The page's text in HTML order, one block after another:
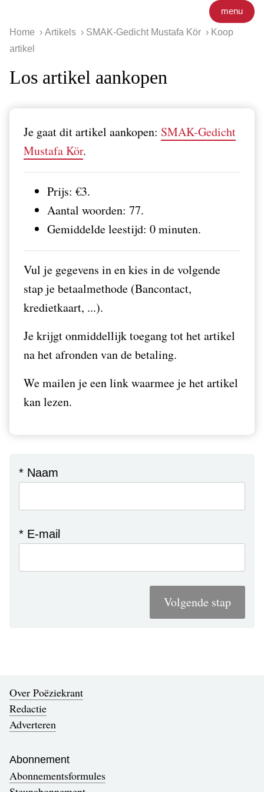
menu
Home Artikels SMAK-Gedicht Mustafa Kör
Koop
artikel
Los artikel aankopen
Je gaat dit artikel aankopen: SMAK-Gedicht
Mustafa Kör.
Prijs: €3.
Aantal woorden: 77.
Gemiddelde leestijd: 0 minuten.
Vul je gegevens in en kies in de volgende
stap je betaalmethode (Bancontact,
kredietkaart, ...).
Je krijgt onmiddellijk toegang tot het artikel
na het afronden van de betaling.
We mailen je een link waarmee je het artikel
kan lezen.
* Naam
* E-mail
Volgende stap
Over Poëziekrant
Redactie
Adverteren
Abonnement
Abonnementsformules